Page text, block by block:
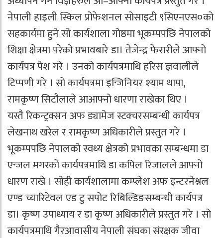
नेपाली हाइली स्किल प्रोफेशनल सोसाइटी ९सिएनएस०को
सहकार्यमा हुने सो कार्यशाला गोष्ठमा भूकम्पपछि नेपालको
शिक्षा क्षेत्रमा परेको प्रभावबारे डा। तेजेन्द्र फेरारीले आफ्नो
कार्यपत्र पेश गरे । उनको कार्यपत्रमाथि हरिस ज्ञवालीले
टिप्पणी गरे । सो कार्यपत्रमा इन्जिनियर श्याम थापा,
रामकृष्ण सिटौलाले आआफ्नो धारणा राखेका थिए ।
यस्तै रिकन्ट्रक्सन अफ ड्यामेज स्टक्चरसम्बन्धी कार्यपत्र
लेखनाथ खरेल र रामकृष्ण अधिकारीले प्रस्तुत गरे ।
भूकम्पपछि नेपालको स्वथ्य क्षेत्रको प्रभावका सम्बन्धमा डा
एन्जल मगरको कार्यपत्रमाथि डा कपिल रिजालले आफ्नो
धारण राखे । सोही कार्यशालामा कम्प्लेश अफ इन्टरनेश्नल
एण्ड च्यारिटेवल एड टु सपोट रिबिल्डिङसम्बन्धी कार्यपत्र
डा। कृष्ण उपाध्याय र डा कृष्ण अधिकारीले प्रस्तुत गरे । सो
कार्यपत्रमाथि गैरआवासीय नेपाली संघका संरक्षक जीवा